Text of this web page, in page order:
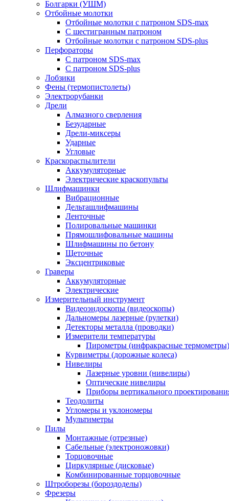
Болгарки (УШМ)
Отбойные молотки
Отбойные молотки с патроном SDS-max
С шестигранным патроном
Отбойные молотки с патроном SDS-plus
Перфораторы
С патроном SDS-max
С патроном SDS-plus
Лобзики
Фены (термопистолеты)
Электрорубанки
Дрели
Алмазного сверления
Безударные
Дрели-миксеры
Ударные
Угловые
Краскораспылители
Аккумуляторные
Электрические краскопульты
Шлифмашинки
Вибрационные
Дельташлифмашины
Ленточные
Полировальные машинки
Прямошлифовальные машины
Шлифмашины по бетону
Щеточные
Эксцентриковые
Граверы
Аккумуляторные
Электрические
Измерительный инструмент
Видеоэндоскопы (видеоскопы)
Дальномеры лазерные (рулетки)
Детекторы металла (проводки)
Измерители температуры
Пирометры (инфракрасные термометры)
Курвиметры (дорожные колеса)
Нивелиры
Лазерные уровни (нивелиры)
Оптические нивелиры
Приборы вертикального
Теодолиты
Угломеры и уклономеры
Мультиметры
Пилы
Монтажные (отрезные)
Сабельные (электроножовки)
Торцовочные
Циркулярные (дисковые)
Комбинированные торцовочные
Штроборезы (бороздоделы)
Фрезеры